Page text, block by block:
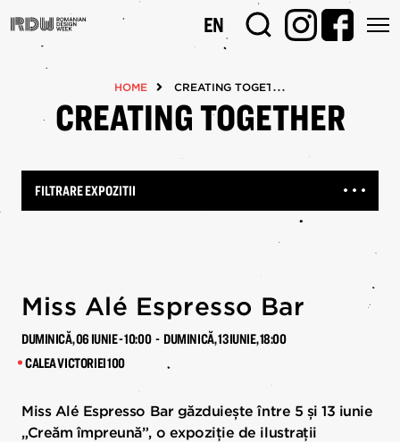
la
EN
HOME CREATING TOGETHER
CREATING TOGETHER
FILTRARE EXPOZITII
Miss Alé Espresso Bar
DUMINICĂ, 06 IUNIE - 10:00 - DUMINICĂ, 13 IUNIE, 18:00
CALEA VICTORIEI 100
Miss Alé Espresso Bar găzduiește între 5 și 13 iunie
„Creăm împreună”, o expoziție de ilustrații